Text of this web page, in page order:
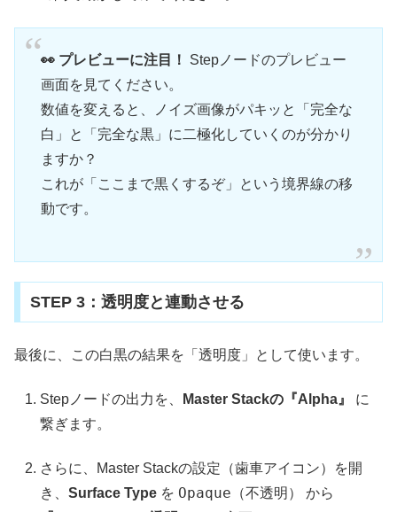
👀 プレビューに注目！
Stepノードのプレビュー
画面を見てください。
数値を変えると、ノイズ画像がパキッと「完全な
白」と「完全な黒」に二極化していくのが分かり
ますか？
これが「ここまで黒くするぞ」という境界線の移
動です。
STEP 3：透明度と連動させる
最後に、この白黒の結果を「透明度」として使います。
Stepノードの出力を、 Master Stackの『Alpha』
に
繋ぎます。
さらに、Master Stackの設定（歯車アイコン）を開
き、Surface Type を Opaque（不透明）
から